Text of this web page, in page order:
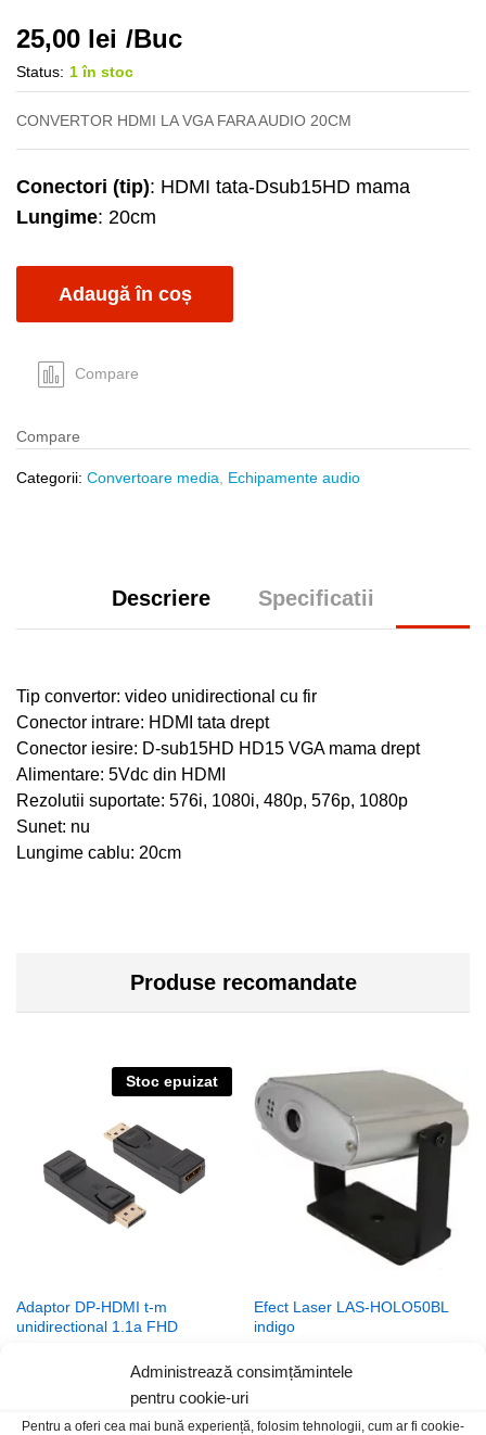
Administrează consimțămintele
pentru cookie-uri
Pentru a oferi cea mai bună experiență, folosim tehnologii, cum ar fi cookie-
25,00 lei /Buc
Status: 1 în stoc
CONVERTOR HDMI LA VGA FARA AUDIO 20CM
Conectori (tip): HDMI tata-Dsub15HD mama
Lungime: 20cm
Adaugă în coș
Compare
Compare
Categorii: Convertoare media Echipamente audio
Descriere Specificatii
Tip convertor: video unidirectional cu fir
Conector intrare: HDMI tata drept
Conector iesire: D-sub15HD HD15 VGA mama drept
Alimentare: 5Vdc din HDMI
Rezolutii suportate: 576i, 1080i, 480p, 576p, 1080p
Sunet: nu
Lungime cablu: 20cm
Produse recomandate
Stoc epuizat
Adaptor DP-HDMI t-m
unidirectional 1.1a FHD
Efect Laser LAS-HOLO50BL
indigo
Stoc epuizat